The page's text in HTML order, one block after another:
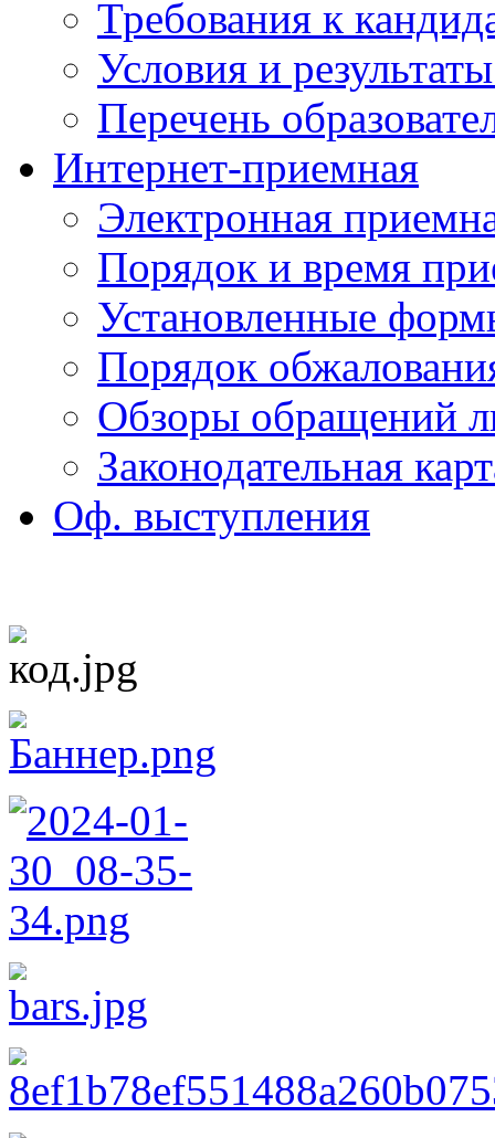
Требования к
Условия и
Перечень
Интернет-приемная
Электронная
Порядок и время
Установленные
Порядок
Обзоры обращений
Законодательная
Оф. выступления